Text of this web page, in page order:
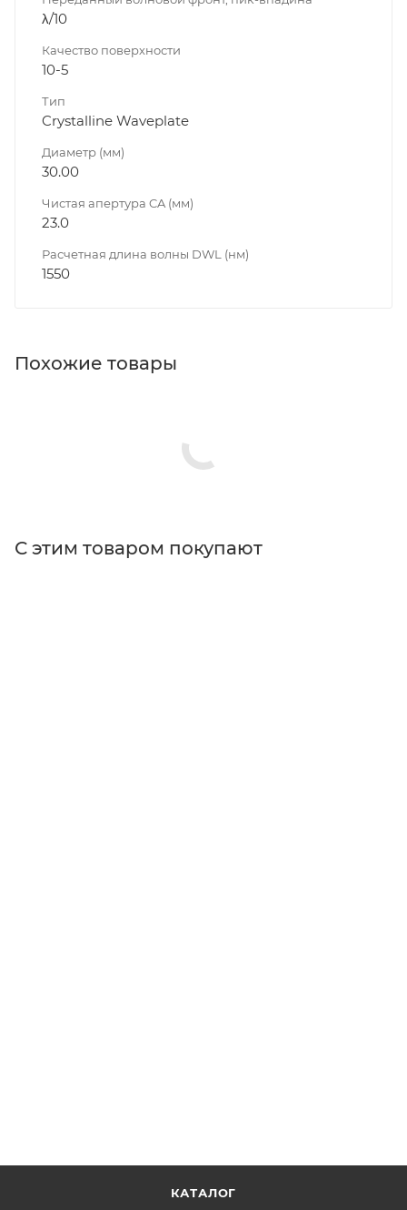
λ/10
Качество поверхности
10-5
Тип
Crystalline Waveplate
Диаметр (мм)
30.00
Чистая апертура CA (мм)
23.0
Расчетная длина волны DWL (нм)
1550
Похожие товары
С этим товаром покупают
КАТАЛОГ